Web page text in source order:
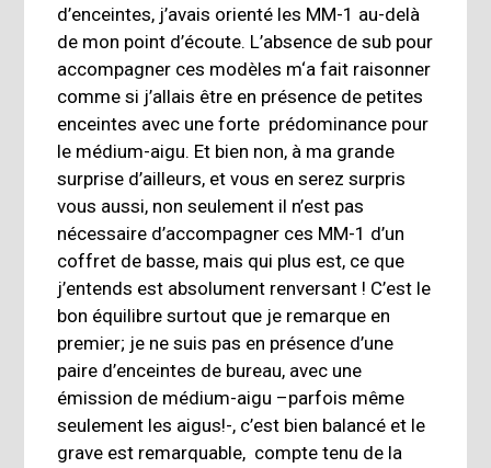
d’enceintes, j’avais orienté les MM-1 au-delà
de mon point d’écoute. L’absence de sub pour
accompagner ces modèles m‘a fait raisonner
comme si j’allais être en présence de petites
enceintes avec une forte prédominance pour
le médium-aigu. Et bien non, à ma grande
surprise d’ailleurs, et vous en serez surpris
vous aussi, non seulement il n’est pas
nécessaire d’accompagner ces MM-1 d’un
coffret de basse, mais qui plus est, ce que
j’entends est absolument renversant ! C’est le
bon équilibre surtout que je remarque en
premier; je ne suis pas en présence d’une
paire d’enceintes de bureau, avec une
émission de médium-aigu –parfois même
seulement les aigus!-, c’est bien balancé et le
grave est remarquable, compte tenu de la